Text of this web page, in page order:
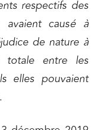
respectifs des
avaient causé à
de nature à
totale entre les
elles pouvaient